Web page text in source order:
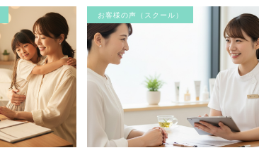
お客様の声（スクール）